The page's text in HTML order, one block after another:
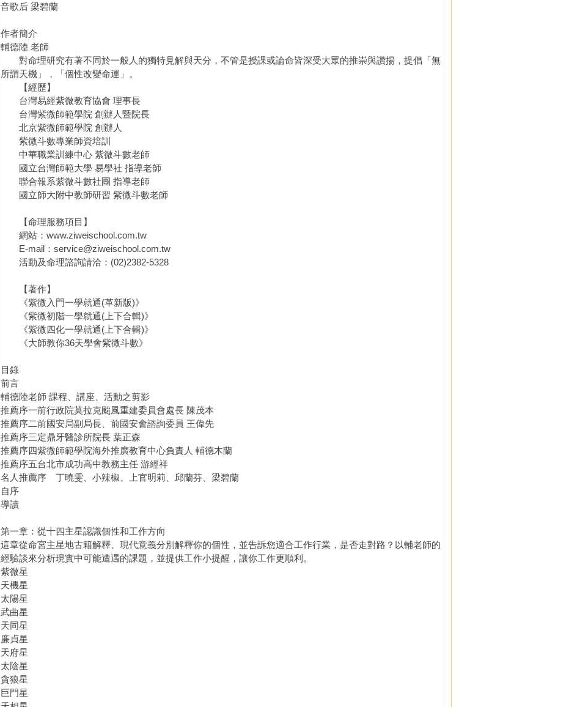
音歌后 梁碧蘭
作者簡介
輔德陸 老師
對命理研究有著不同於一般人的獨特見解與天分，不管是授課或論命皆深受大眾的推崇與讚揚，提倡「無
所謂天機」，「個性改變命運」。
【經歷】
台灣易經紫微教育協會 理事長
台灣紫微師範學院 創辦人暨院長
北京紫微師範學院 創辦人
紫微斗數專業師資培訓
中華職業訓練中心 紫微斗數老師
國立台灣師範大學 易學社 指導老師
聯合報系紫微斗數社團 指導老師
國立師大附中教師研習 紫微斗數老師
【命理服務項目】
網站：www.ziweischool.com.tw
E-mail：service@ziweischool.com.tw
活動及命理諮詢請洽：(02)2382-5328
【著作】
《紫微入門一學就通(革新版)》
《紫微初階一學就通(上下合輯)》
《紫微四化一學就通(上下合輯)》
《大師教你36天學會紫微斗數》
目錄
前言
輔德陸老師 課程、講座、活動之剪影
推薦序一前行政院莫拉克颱風重建委員會處長 陳茂本
推薦序二前國安局副局長、前國安會諮詢委員 王偉先
推薦序三定鼎牙醫診所院長 葉正森
推薦序四紫微師範學院海外推廣教育中心負責人 輔德木蘭
推薦序五台北市成功高中教務主任 游經祥
名人推薦序 丁曉雯、小辣椒、上官明莉、邱蘭芬、梁碧蘭
自序
導讀
第一章：從十四主星認識個性和工作方向
這章從命宮主星地古籍解釋、現代意義分別解釋你的個性，並告訴您適合工作行業，是否走對路？以輔老師的
經驗談來分析現實中可能遭遇的課題，並提供工作小提醒，讓你工作更順利。
紫微星
天機星
太陽星
武曲星
天同星
廉貞星
天府星
太陰星
貪狼星
巨門星